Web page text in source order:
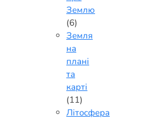
Землю
(6)
Земля
на
плані
та
карті
(11)
Літосфера